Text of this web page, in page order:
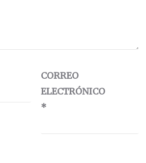
CORREO
ELECTRÓNICO
*